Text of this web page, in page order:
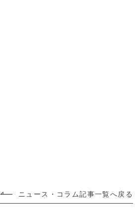
ニュース・コラム記事一覧へ戻る